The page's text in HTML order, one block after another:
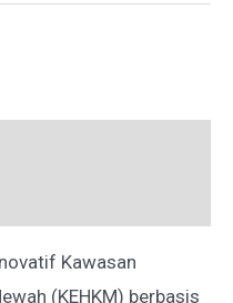
Kawasan
(KEHKM) berbasis